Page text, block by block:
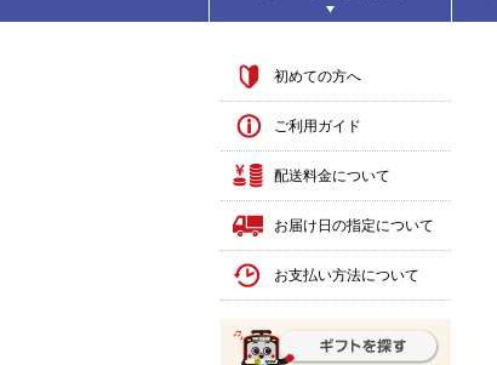
初めての方へ
ご利用ガイド
配送料金について
お届け日の指定について
お支払い方法について